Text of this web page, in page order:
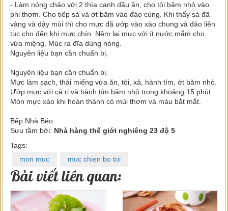
- Làm nóng chảo với 2 thìa canh dầu ăn, cho tỏi băm nhỏ vào
phi thơm. Cho tiếp sả và ớt băm vào đảo cùng. Khi thấy sả đã
vàng và dậy mùi thì cho mực đã ướp vào xào chung và đảo liên
tục cho đến khi mực chín. Nêm lại mực với ít nước mắm cho
vừa miệng. Múc ra đĩa dùng nóng.
Nguyên liệu bạn cần chuẩn bị.
Nguyên liệu bạn cần chuẩn bị.
Mực làm sạch, thái miếng vừa ăn, tỏi, xả, hành tím, ớt băm nhỏ.
Ướp mực với cà ri và hành tím băm nhỏ trong khoảng 15 phút.
Món mực xào khi hoàn thành có mùi thơm và màu bắt mắt.
Bếp Nhà Béo
Sưu tầm bởi: Nhà hàng thế giới nghiêng 23 độ 5
Tags:
mon muc
muc chien bo toi
Bài viết liên quan: